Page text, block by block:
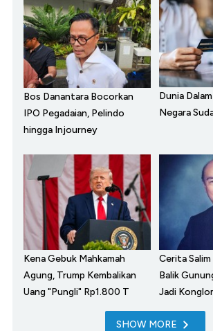
Bos Danantara Bocorkan
IPO Pegadaian, Pelindo
hingga Injourney
Dunia
Negara
Kena Gebuk Mahkamah
Agung, Trump Kembalikan
Uang "Pungli" Rp1.800 T
Cerita
Balik
Jadi
SHOW MORE